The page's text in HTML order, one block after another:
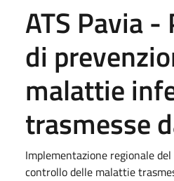
ATS Pavia
di
malattie
trasmesse
Implementazione regionale
controllo delle malattie